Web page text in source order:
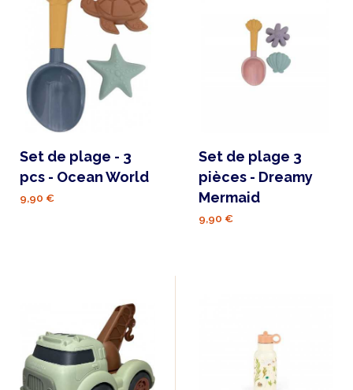
Set de plage - 3
pcs - Ocean World
9,90 €
Set de plage 3
pièces - Dreamy
Mermaid
9,90 €